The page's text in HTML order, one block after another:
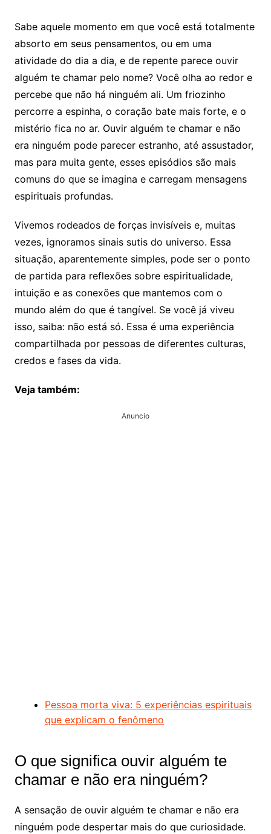
Sabe aquele momento em que você está totalmente
absorto em seus pensamentos, ou em uma
atividade do dia a dia, e de repente parece ouvir
alguém te chamar pelo nome? Você olha ao redor e
percebe que não há ninguém ali. Um friozinho
percorre a espinha, o coração bate mais forte, e o
mistério fica no ar. Ouvir alguém te chamar e não
era ninguém pode parecer estranho, até assustador,
mas para muita gente, esses episódios são mais
comuns do que se imagina e carregam mensagens
espirituais profundas.
Vivemos rodeados de forças invisíveis e, muitas
vezes, ignoramos sinais sutis do universo. Essa
situação, aparentemente simples, pode ser o ponto
de partida para reflexões sobre espiritualidade,
intuição e as conexões que mantemos com o
mundo além do que é tangível. Se você já viveu
isso, saiba: não está só. Essa é uma experiência
compartilhada por pessoas de diferentes culturas,
credos e fases da vida.
Veja também:
Anuncio
Pessoa morta viva: 5 experiências espirituais
que explicam o fenômeno
O que significa ouvir alguém te
chamar e não era ninguém?
A sensação de ouvir alguém te chamar e não era
ninguém pode despertar mais do que curiosidade.